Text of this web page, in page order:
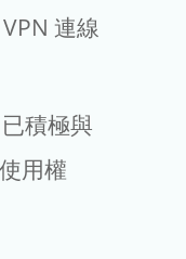
連線
積極與
用權